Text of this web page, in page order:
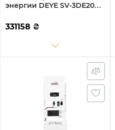
энергии DEYE SV-3DE20K1-
2BAT LiFePO4 ≥6000
циклов (SV-3DE20K1-
331158 ₴